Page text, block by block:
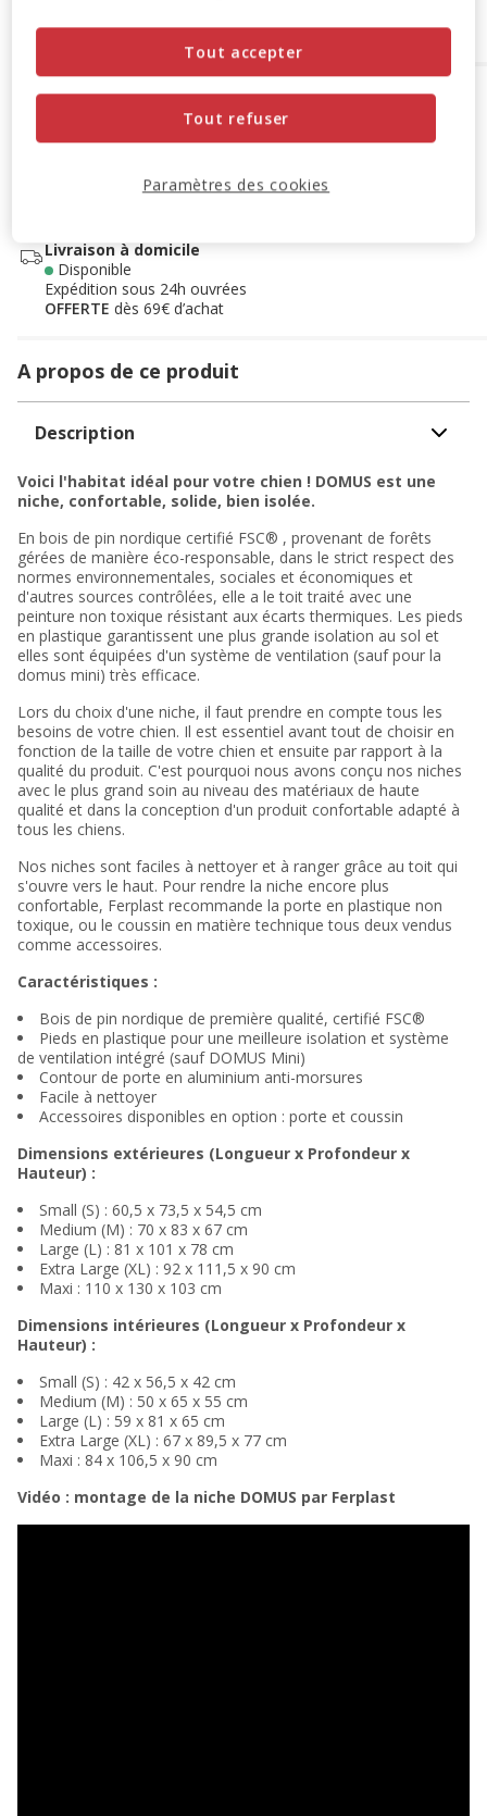
Options de livraison Détails livraison
Voir la disponibilité en magasin
Retrait dans 2hOFFERT
Livraison à domicile
Disponible
Expédition sous 24h ouvrées
OFFERTE dès 69€ d’achat
A propos de ce produit
Description
Voici l'habitat idéal pour votre chien ! DOMUS est une
niche, confortable, solide, bien isolée.
En bois de pin nordique certifié FSC® , provenant de forêts
gérées de manière éco-responsable, dans le strict respect des
normes environnementales, sociales et économiques et
d'autres sources contrôlées, elle a le toit traité avec une
peinture non toxique résistant aux écarts thermiques. Les pieds
en plastique garantissent une plus grande isolation au sol et
elles sont équipées d'un système de ventilation (sauf pour la
domus mini) très efficace.
Lors du choix d'une niche, il faut prendre en compte tous les
besoins de votre chien. Il est essentiel avant tout de choisir en
fonction de la taille de votre chien et ensuite par rapport à la
qualité du produit. C'est pourquoi nous avons conçu nos niches
avec le plus grand soin au niveau des matériaux de haute
qualité et dans la conception d'un produit confortable adapté à
tous les chiens.
Nos niches sont faciles à nettoyer et à ranger grâce au toit qui
s'ouvre vers le haut. Pour rendre la niche encore plus
confortable, Ferplast recommande la porte en plastique non
toxique, ou le coussin en matière technique tous deux vendus
comme accessoires.
Caractéristiques :
Bois de pin nordique de première qualité, certifié FSC®
Pieds en plastique pour une meilleure isolation et système
de ventilation intégré (sauf DOMUS Mini)
Contour de porte en aluminium anti-morsures
Facile à nettoyer
Accessoires disponibles en option : porte et coussin
Dimensions extérieures (Longueur x Profondeur x
Hauteur) :
Small (S) : 60,5 x 73,5 x 54,5 cm
Medium (M) : 70 x 83 x 67 cm
Large (L) : 81 x 101 x 78 cm
Extra Large (XL) : 92 x 111,5 x 90 cm
Maxi : 110 x 130 x 103 cm
Dimensions intérieures (Longueur x Profondeur x
Hauteur) :
Small (S) : 42 x 56,5 x 42 cm
Medium (M) : 50 x 65 x 55 cm
Large (L) : 59 x 81 x 65 cm
Extra Large (XL) : 67 x 89,5 x 77 cm
Maxi : 84 x 106,5 x 90 cm
Vidéo : montage de la niche DOMUS par Ferplast
Tout refuser
Tout accepter
Paramètres des cookies